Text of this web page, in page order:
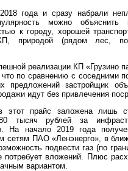
года и сразу набрали
можно объяснить
к городу, хорошей
природой (рядом лес,
реализации КП «Грузино
что по сравнению с соседними
предложений застройщик
идут без привлечения
прайс заложена лишь
тысяч рублей за
На начало 2019 года
сетям ПАО «Ленэнерго», в
подвести газ (по
потребует вложений. Плюс
вариантом.